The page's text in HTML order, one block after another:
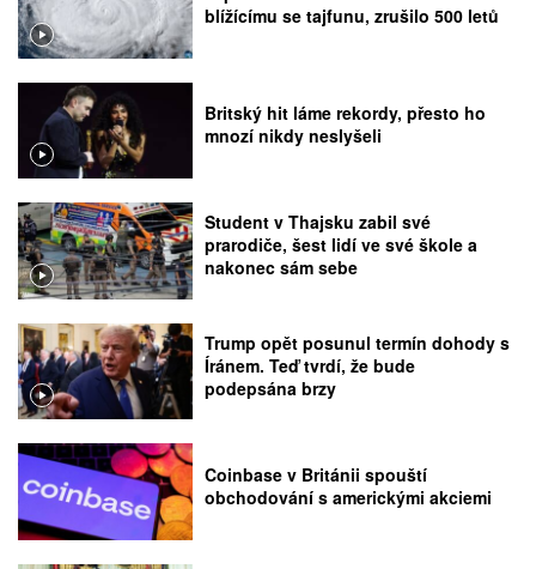
blížícímu se tajfunu, zrušilo 500 letů
Britský hit láme rekordy, přesto ho
mnozí nikdy neslyšeli
Student v Thajsku zabil své
prarodiče, šest lidí ve své škole a
nakonec sám sebe
Trump opět posunul termín dohody s
Íránem. Teď tvrdí, že bude
podepsána brzy
Coinbase v Británii spouští
obchodování s americkými akciemi